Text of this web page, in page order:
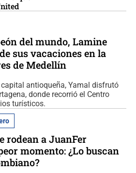
del mundo, Lamine
sus vacaciones en la
de Medellín
antioqueña, Yamal disfrutó
donde recorrió el Centro
turísticos.
rodean a JuanFer
momento: ¿Lo buscan